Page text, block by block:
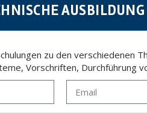
AUSBILDUNG
zu den verschiedenen
Vorschriften, Durchführung